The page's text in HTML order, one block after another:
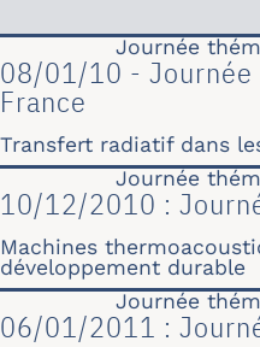
Journée
08/01/10 - Journée
France
Transfert radiatif dans
Journée
10/12/2010 :
Machines
développement durable
Journée
06/01/2011 :